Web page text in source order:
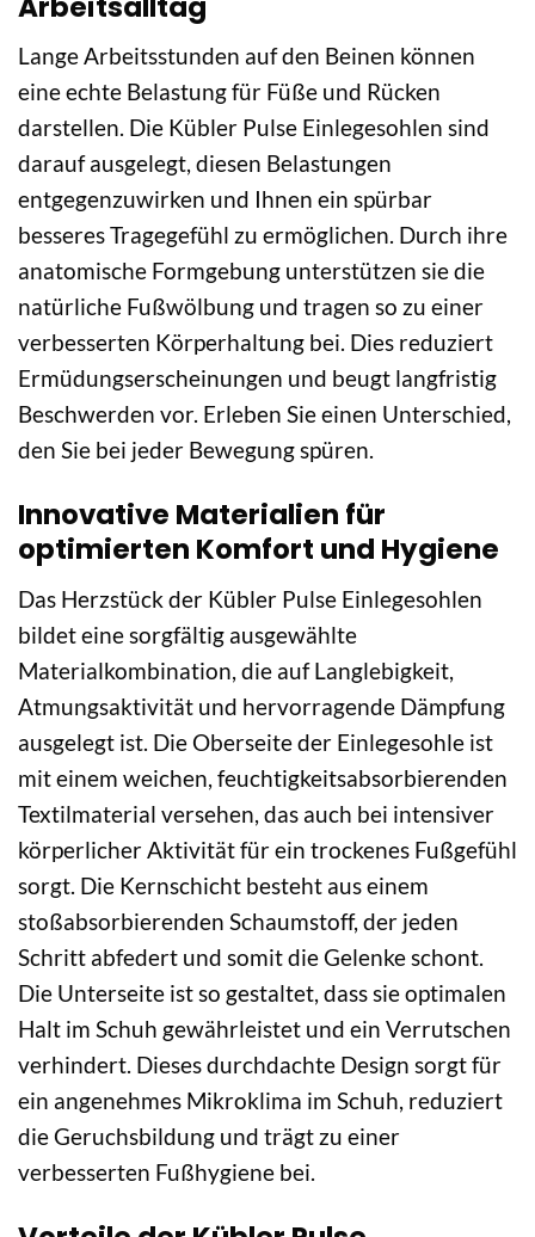
Lange Arbeitsstunden auf den Beinen können
eine echte Belastung für Füße und Rücken
darstellen. Die Kübler Pulse Einlegesohlen sind
darauf ausgelegt, diesen Belastungen
entgegenzuwirken und Ihnen ein spürbar
besseres Tragegefühl zu ermöglichen. Durch ihre
anatomische Formgebung unterstützen sie die
natürliche Fußwölbung und tragen so zu einer
verbesserten Körperhaltung bei. Dies reduziert
Ermüdungserscheinungen und beugt langfristig
Beschwerden vor. Erleben Sie einen Unterschied,
den Sie bei jeder Bewegung spüren.
Innovative Materialien für
optimierten Komfort und Hygiene
Das Herzstück der Kübler Pulse Einlegesohlen
bildet eine sorgfältig ausgewählte
Materialkombination, die auf Langlebigkeit,
Atmungsaktivität und hervorragende Dämpfung
ausgelegt ist. Die Oberseite der Einlegesohle ist
mit einem weichen, feuchtigkeitsabsorbierenden
Textilmaterial versehen, das auch bei intensiver
körperlicher Aktivität für ein trockenes Fußgefühl
sorgt. Die Kernschicht besteht aus einem
stoßabsorbierenden Schaumstoff, der jeden
Schritt abfedert und somit die Gelenke schont.
Die Unterseite ist so gestaltet, dass sie optimalen
Halt im Schuh gewährleistet und ein Verrutschen
verhindert. Dieses durchdachte Design sorgt für
ein angenehmes Mikroklima im Schuh, reduziert
die Geruchsbildung und trägt zu einer
verbesserten Fußhygiene bei.